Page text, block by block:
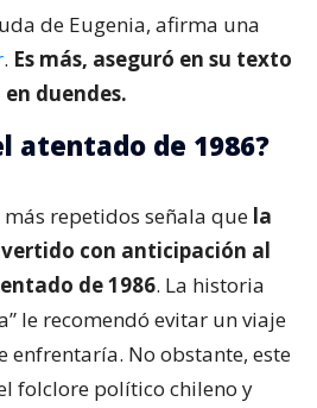
de Eugenia, afirma una
. Es más, aseguró en su texto
duendes.
atentado de 1986?
repetidos señala que la
con anticipación al
de 1986. La historia
le recomendó evitar un viaje
No obstante, este
folclore político chileno y